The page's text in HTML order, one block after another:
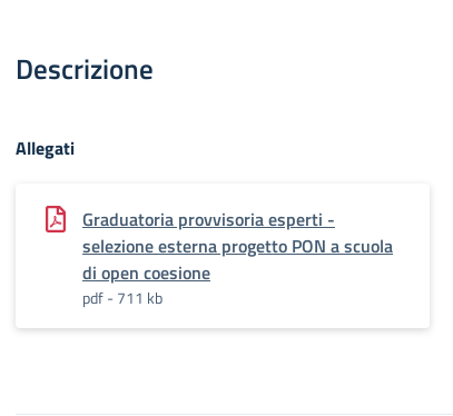
Descrizione
Allegati
Graduatoria provvisoria esperti -
selezione esterna progetto PON a scuola
di open coesione
pdf - 711 kb